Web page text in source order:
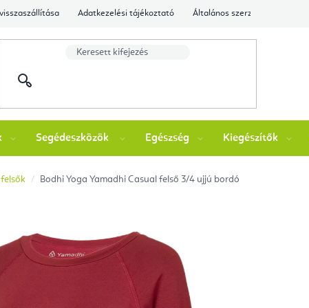
Adatkezelési tájékoztató Általános szerződési feltételek
Segédeszközök Egészség Kiegészítők
Bodhi Yoga Yamadhi Casual felső 3/4 ujjú bordó